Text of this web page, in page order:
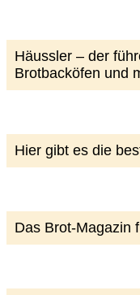
Häussler – der
Brotbacköfen und
Hier gibt es die
Das Brot-Magazin